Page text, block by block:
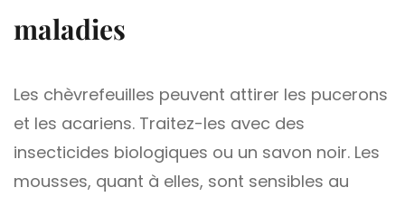
maladies
Les chèvrefeuilles peuvent attirer les pucerons
et les acariens. Traitez-les avec des
insecticides biologiques ou un savon noir. Les
mousses, quant à elles, sont sensibles au